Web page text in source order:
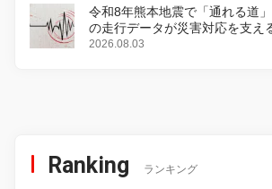
令和8年熊本地震で「通れる道
の走行データが災害対応を支え
2026.08.03
Ranking ランキング